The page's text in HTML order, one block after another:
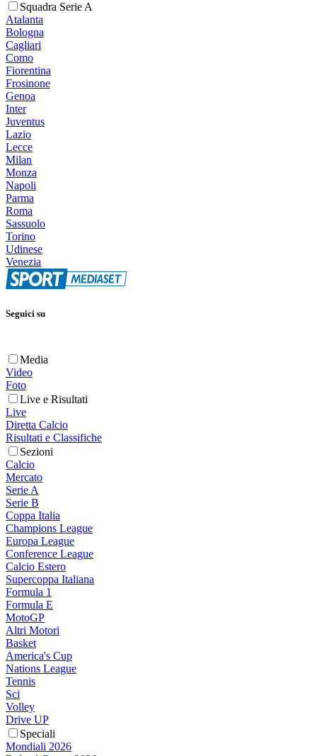
Squadra Serie A
Atalanta
Bologna
Cagliari
Como
Fiorentina
Frosinone
Genoa
Inter
Juventus
Lazio
Lecce
Milan
Monza
Napoli
Parma
Roma
Sassuolo
Torino
Udinese
Venezia
Seguici su
Media
Video
Foto
Live e Risultati
Live
Diretta Calcio
Risultati e Classifiche
Sezioni
Calcio
Mercato
Serie A
Serie B
Coppa Italia
Champions League
Europa League
Conference League
Calcio Estero
Supercoppa Italiana
Formula 1
Formula E
MotoGP
Altri Motori
Basket
America's Cup
Nations League
Tennis
Sci
Volley
Drive UP
Speciali
Mondiali 2026